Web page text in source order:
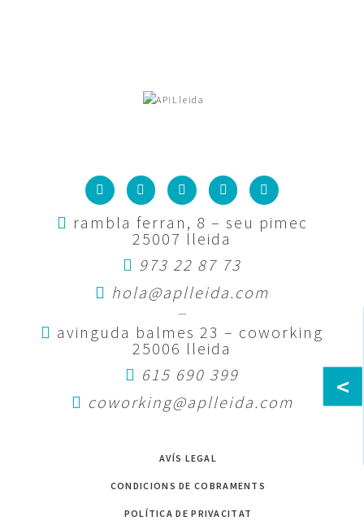
rambla ferran, 8 – seu pimec
25007 lleida
973 22 87 73
hola@aplleida.com
—
avinguda balmes 23 – coworking
25006 lleida
615 690 399
coworking@aplleida.com
AVÍS LEGAL
CONDICIONS DE COBRAMENTS
POLÍTICA DE PRIVACITAT
<